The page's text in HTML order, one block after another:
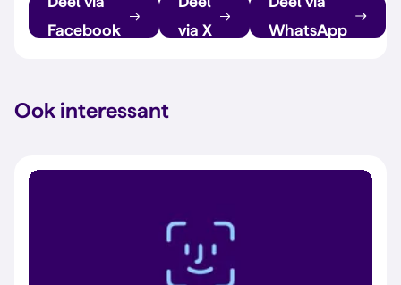
Facebook
via X
WhatsApp
Ook interessant